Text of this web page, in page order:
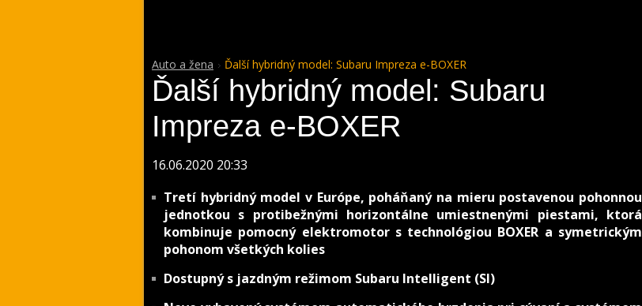
Auto a žena Ďalší hybridný model: Subaru Impreza e-BOXER
Ďalší hybridný model: Subaru
Impreza e-BOXER
16.06.2020 20:33
Tretí hybridný model v Európe, poháňaný na mieru postavenou pohonnou
jednotkou s protibežnými horizontálne umiestnenými piestami, ktorá
kombinuje pomocný elektromotor s technológiou BOXER a symetrickým
pohonom všetkých kolies
Dostupný s jazdným režimom Subaru Intelligent (SI)